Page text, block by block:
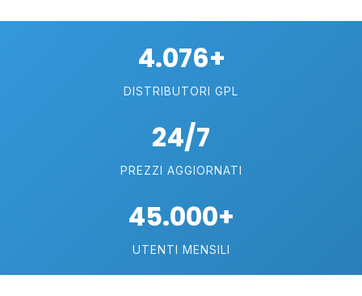
4.076+
DISTRIBUTORI GPL
24/7
PREZZI AGGIORNATI
45.000+
UTENTI MENSILI